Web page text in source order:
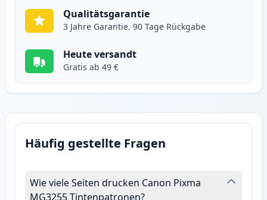
Qualitätsgarantie
3 Jahre Garantie. 90 Tage Rückgabe
Heute versandt
Gratis ab 49 €
Häufig gestellte Fragen
Wie viele Seiten drucken Canon Pixma
MG3255 Tintenpatronen?